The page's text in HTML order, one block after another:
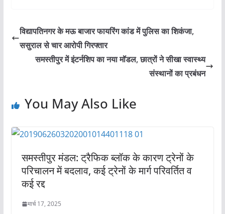
विद्यापतिनगर के मऊ बाजार फायरिंग कांड में पुलिस का शिकंजा,
ससुराल से चार आरोपी गिरफ्तार
समस्तीपुर में इंटर्नशिप का नया मॉडल, छात्रों ने सीखा स्वास्थ्य
संस्थानों का प्रबंधन
You May Also Like
समस्तीपुर मंडल: ट्रैफिक ब्लॉक के कारण ट्रेनों के
परिचालन में बदलाव, कई ट्रेनों के मार्ग परिवर्तित व
कई रद्द
मार्च 17, 2025